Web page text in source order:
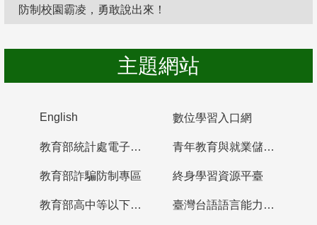
防制校園霸凌，勇敢說出來！
主題網站
English 數位學習入口網
教育部統計處電子書櫃 青年教育與就業儲蓄帳戶
教育部詐騙防制專區 終身學習資源平臺
教育部高中等以下學校及幼兒園教師資格檢定考試 臺灣台語語言能力認證網站